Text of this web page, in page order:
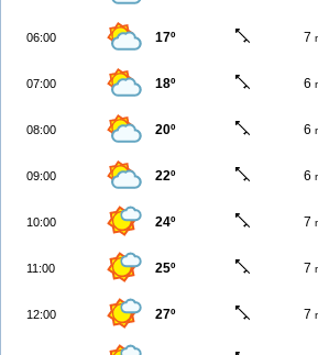
06:00 17º 7
07:00 18º 6
08:00 20º 6
09:00 22º 6
10:00 24º 7
11:00 25º 7
12:00 27º 7